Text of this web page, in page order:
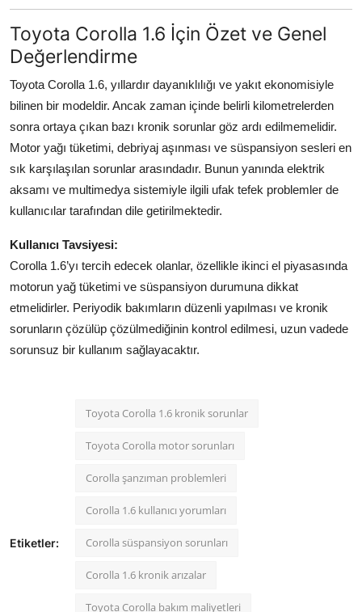
Toyota Corolla 1.6 İçin Özet ve Genel
Değerlendirme
Toyota Corolla 1.6, yıllardır dayanıklılığı ve yakıt ekonomisiyle
bilinen bir modeldir. Ancak zaman içinde belirli kilometrelerden
sonra ortaya çıkan bazı kronik sorunlar göz ardı edilmemelidir.
Motor yağı tüketimi, debriyaj aşınması ve süspansiyon sesleri en
sık karşılaşılan sorunlar arasındadır. Bunun yanında elektrik
aksamı ve multimedya sistemiyle ilgili ufak tefek problemler de
kullanıcılar tarafından dile getirilmektedir.
Kullanıcı Tavsiyesi:
Corolla 1.6’yı tercih edecek olanlar, özellikle ikinci el piyasasında
motorun yağ tüketimi ve süspansiyon durumuna dikkat
etmelidirler. Periyodik bakımların düzenli yapılması ve kronik
sorunların çözülüp çözülmediğinin kontrol edilmesi, uzun vadede
sorunsuz bir kullanım sağlayacaktır.
Etiketler:
Toyota Corolla 1.6 kronik sorunlar
Toyota Corolla motor sorunları
Corolla şanzıman problemleri
Corolla 1.6 kullanıcı yorumları
Corolla süspansiyon sorunları
Corolla 1.6 kronik arızalar
Toyota Corolla bakım maliyetleri